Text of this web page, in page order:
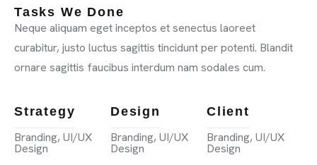
Tasks We Done
Neque aliquam eget inceptos et senectus laoreet
curabitur, justo luctus sagittis tincidunt per potenti. Blandit
ornare sagittis faucibus interdum nam sodales cum.
Strategy
Branding, UI/UX
Design
Design
Branding, UI/UX
Design
Client
Branding, UI/UX
Design